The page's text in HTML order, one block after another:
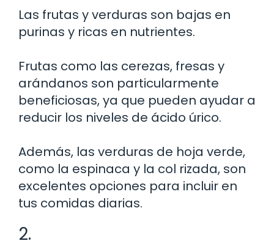
Las frutas y verduras son bajas en
purinas y ricas en nutrientes.
Frutas como las cerezas, fresas y
arándanos son particularmente
beneficiosas, ya que pueden ayudar a
reducir los niveles de ácido úrico.
Además, las verduras de hoja verde,
como la espinaca y la col rizada, son
excelentes opciones para incluir en
tus comidas diarias.
2.